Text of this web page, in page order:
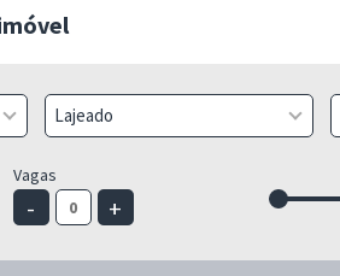
Lajeado
Vagas
- +